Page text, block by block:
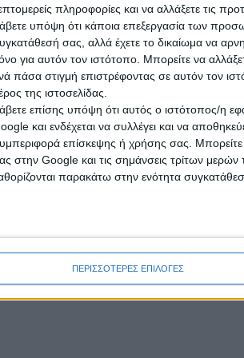
πληροφορίες και να αλλάξετε τις
υπόψη ότι κάποια επεξεργασία των
σας, αλλά έχετε το δικαίωμα να
για αυτόν τον ιστότοπο. Μπορείτε να
πάσα στιγμή επιστρέφοντας σε αυτόν τον
της ιστοσελίδας.
επίσης υπόψη ότι αυτός ο ιστότοπος/η
και ενδέχεται να συλλέγει και να
επίσκεψης ή χρήσης σας. Μπορείτε
στην Google και τις σημάνσεις τρίτων
παρακάτω στην ενότητα
ΠΕΡΙΣΣΟΤΕΡΕΣ ΕΠΙΛΟΓΕΣ
που γίνεται από όλους να
Το κόστος
των προϊόντων σας για την
• Δειγματισμός
σε μια από τις συνταγές που θα
(τα αρχεία θα είναι διαθέσιμα σε
• Προβολή στο σημείο μέσω τοποθέτησης
σημείο μέσω αυτοστήρικτου
Επικοινωνία –
Για